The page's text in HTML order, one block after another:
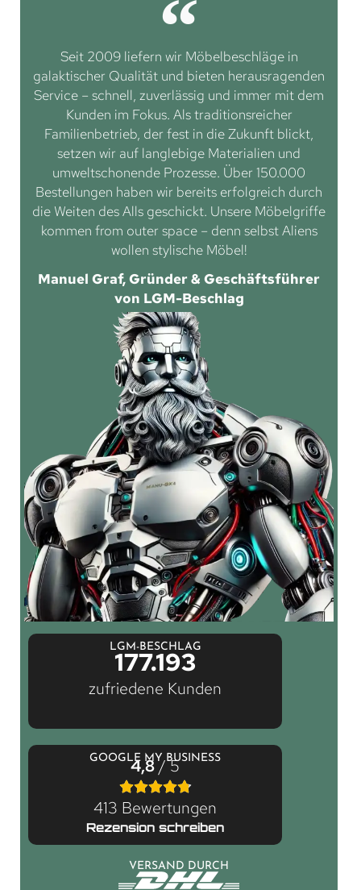
Seit 2009 liefern wir Möbelbeschläge in
galaktischer Qualität und bieten herausragenden
Service – schnell, zuverlässig und immer mit dem
Kunden im Fokus. Als traditionsreicher
Familienbetrieb, der fest in die Zukunft blickt,
setzen wir auf langlebige Materialien und
umweltschonende Prozesse. Über 150.000
Bestellungen haben wir bereits erfolgreich durch
die Weiten des Alls geschickt. Unsere Möbelgriffe
kommen from outer space – denn selbst Aliens
wollen stylische Möbel!
Manuel Graf, Gründer & Geschäftsführer
von LGM-Beschlag
LGM-BESCHLAG
177.193
zufriedene Kunden
GOOGLE MY BUSINESS
4,8/ 5
413 Bewertungen
Rezension schreiben
VERSAND DURCH